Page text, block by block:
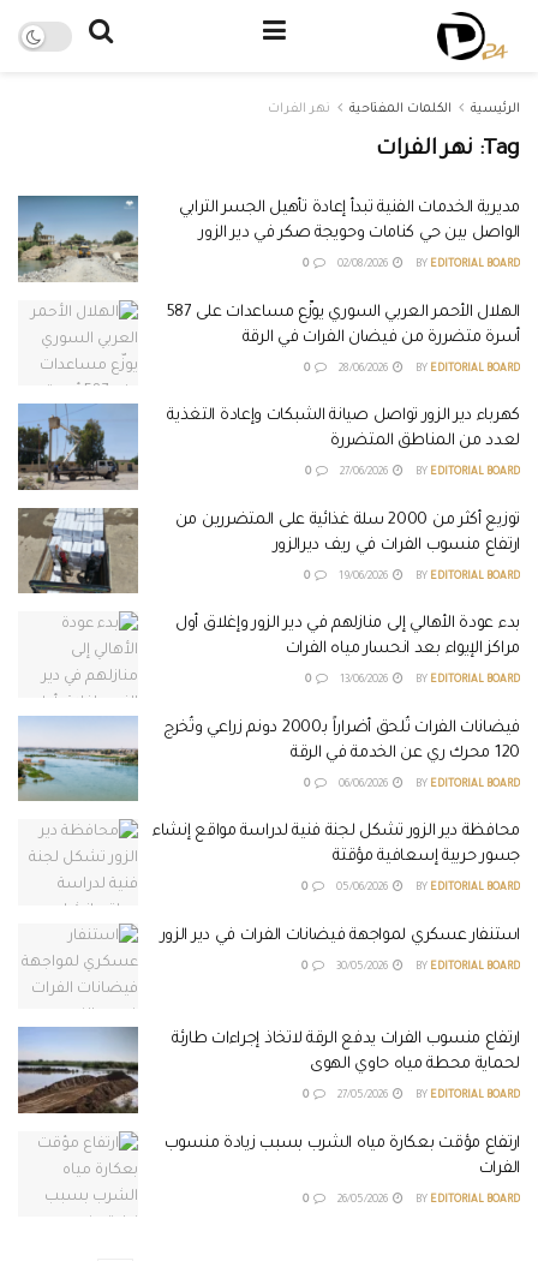
الرئيسية الكلمات المفتاحية نهر الفرات
Tag: نهر الفرات
مديرية الخدمات الفنية تبدأ إعادة تأهيل الجسر الترابي
الواصل بين حي كنامات وحويجة صكر في دير الزور
BY EDITORIAL BOARD
الهلال الأحمر العربي السوري يوزّع مساعدات على 587
أسرة متضررة من فيضان الفرات في الرقة
BY EDITORIAL BOARD
كهرباء دير الزور تواصل صيانة الشبكات وإعادة التغذية
لعدد من المناطق المتضررة
BY EDITORIAL BOARD
توزيع أكثر من 2000 سلة غذائية على المتضررين من
ارتفاع منسوب الفرات في ريف ديرالزور
BY EDITORIAL BOARD
بدء عودة الأهالي إلى منازلهم في دير الزور وإغلاق أول
مراكز الإيواء بعد انحسار مياه الفرات
BY EDITORIAL BOARD
فيضانات الفرات تُلحق أضراراً بـ2000 دونم زراعي وتُخرج
120 محرك ري عن الخدمة في الرقة
BY EDITORIAL BOARD
محافظة دير الزور تشكل لجنة فنية لدراسة مواقع إنشاء
جسور حربية إسعافية مؤقتة
BY EDITORIAL BOARD
استنفار عسكري لمواجهة فيضانات الفرات في دير الزور
BY EDITORIAL BOARD
ارتفاع منسوب الفرات يدفع الرقة لاتخاذ إجراءات طارئة
لحماية محطة مياه حاوي الهوى
BY EDITORIAL BOARD
ارتفاع مؤقت بعكارة مياه الشرب بسبب زيادة منسوب
الفرات
BY EDITORIAL BOARD